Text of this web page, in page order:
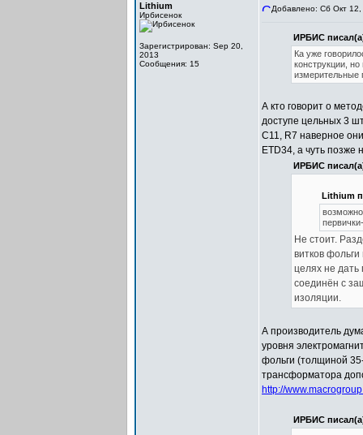
Lithium
Ирбисенок
Зарегистрирован: Sep 20,
2013
Сообщения: 15
Добавлено: Сб Окт
ИРБИС
Ка уже
конструкции,
измерительные
А кто говорит о
доступе цельных 3
С11, R7 наверное
ETD34, а чуть позже
ИРБИС
Lithium
Не стоит.
витков
целях не дать
соединён с
изоляции.
А производитель
уровня
фольги (толщиной
трансформатора
http://
ИРБИС